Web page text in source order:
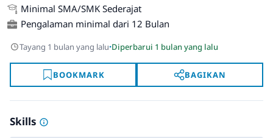
Minimal SMA/SMK Sederajat
Pengalaman minimal dari 12 Bulan
Tayang 1 bulan yang lalu·Diperbarui 1 bulan yang lalu
BOOKMARK BAGIKAN
Skills